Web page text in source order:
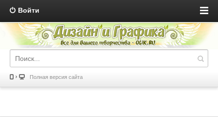
Войти
Полная версия сайта